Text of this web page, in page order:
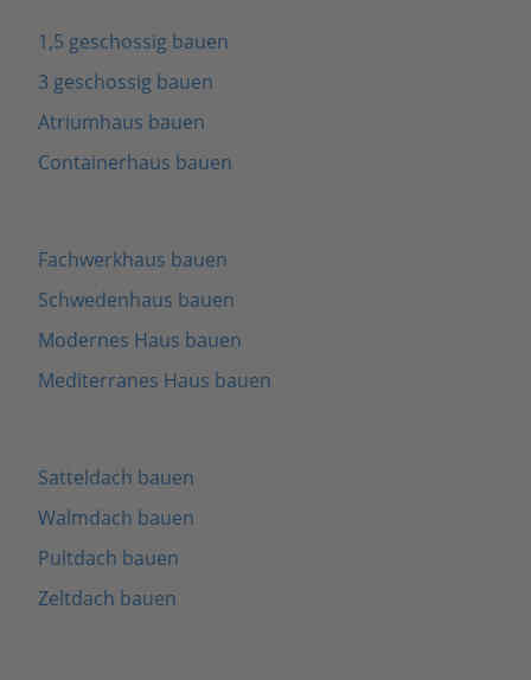
1,5 geschossig bauen
3 geschossig bauen
Atriumhaus bauen
Containerhaus bauen
Fachwerkhaus bauen
Schwedenhaus bauen
Modernes Haus bauen
Mediterranes Haus bauen
Satteldach bauen
Walmdach bauen
Pultdach bauen
Zeltdach bauen